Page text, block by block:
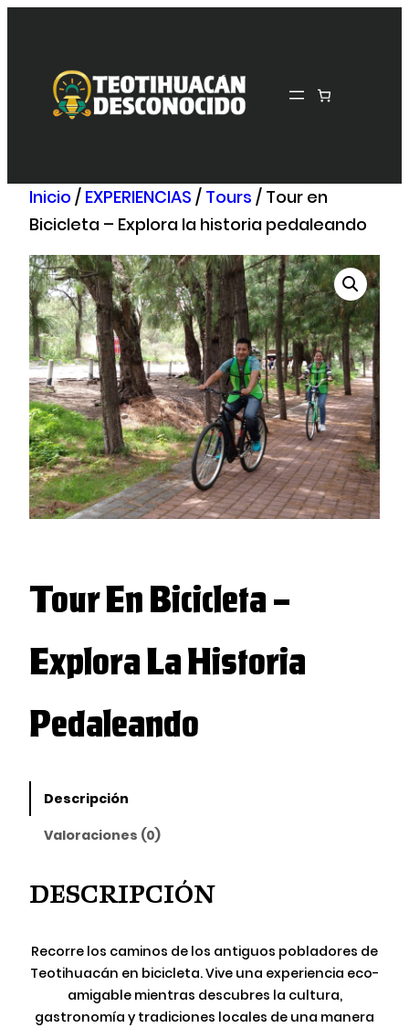
Inicio / EXPERIENCIAS / Tours / Tour en
Bicicleta – Explora la historia pedaleando
Tour En Bicicleta –
Explora La Historia
Pedaleando
Descripción
Valoraciones (0)
Descripción
Recorre los caminos de los antiguos pobladores de
Teotihuacán en bicicleta. Vive una experiencia eco-
amigable mientras descubres la cultura,
gastronomía y tradiciones locales de una manera